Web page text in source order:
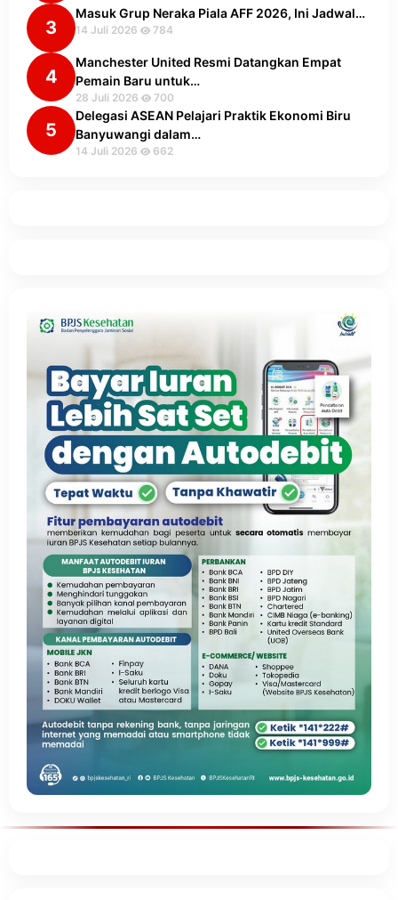
3
Masuk Grup Neraka Piala AFF 2026, Ini Jadwal…
14 Juli 2026 784
4
Manchester United Resmi Datangkan Empat
Pemain Baru untuk…
28 Juli 2026 700
5
Delegasi ASEAN Pelajari Praktik Ekonomi Biru
Banyuwangi dalam…
14 Juli 2026 662